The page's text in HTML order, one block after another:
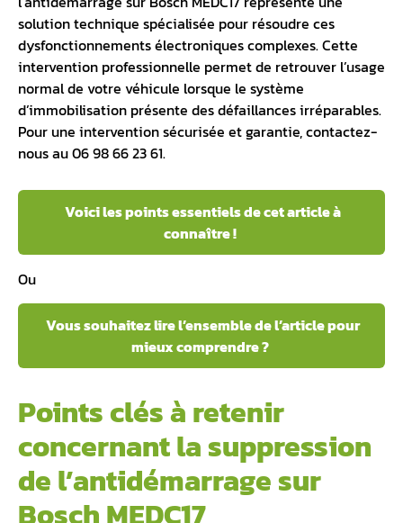
solution technique spécialisée pour résoudre ces
dysfonctionnements électroniques complexes. Cette
intervention professionnelle permet de retrouver l’usage
normal de votre véhicule lorsque le système
d’immobilisation présente des défaillances irréparables.
Pour une intervention sécurisée et garantie, contactez-
nous au 06 98 66 23 61.
Voici les points essentiels de cet article à
connaître !
Ou
Vous souhaitez lire l’ensemble de l’article pour
mieux comprendre ?
Points clés à retenir
concernant la suppression
de l’antidémarrage sur